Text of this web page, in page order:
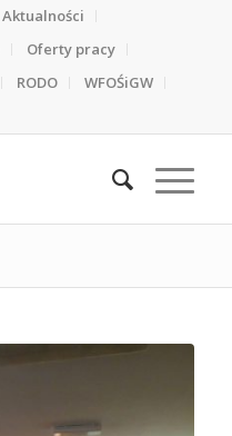
Aktualności
Oferty pracy
RODO
WFOŚiGW